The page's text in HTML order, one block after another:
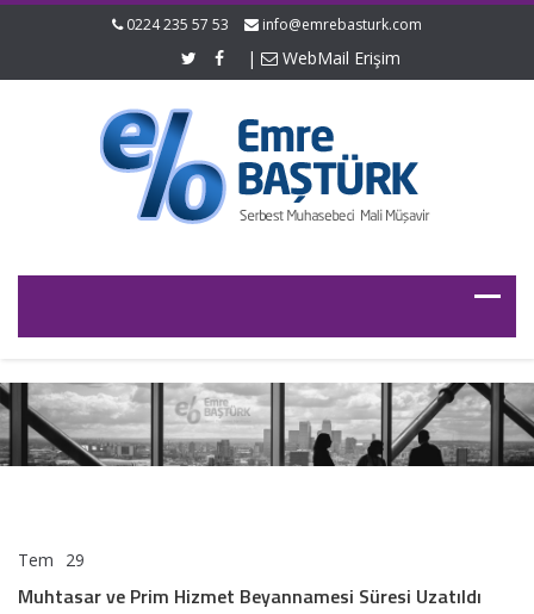
0224 235 57 53 info@emrebasturk.com
| WebMail Erişim
Tem 29
Prim
Muhtasar ve Prim Hizmet Beyannamesi Süresi Uzatıldı